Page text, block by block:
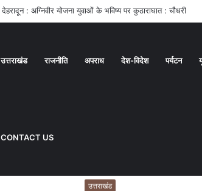
देहरादून : तीलू रौतेली और आंगनबाड़ी कार्यकर्ती पुरस्कार के लिए
उत्तराखंड राजनीति अपराध देश-विदेश पर्यटन
CONTACT US
उत्तराखंड